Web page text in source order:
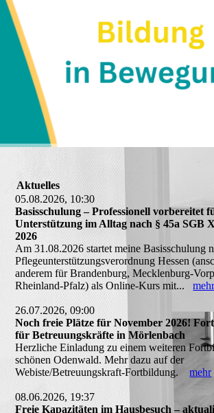
Aktuelles
05.08.2026, 10:30
Basisschulung – Professionell vorbereitet
Unterstützung im Alltag nach § 45a SGB
2026
Am 31.08.2026 startet meine Basisschulung
Pflegeunterstützungsverordnung Hessen
anderem für Brandenburg, Mecklenburg-
Rheinland-Pfalz) als Online-Kurs mit...
26.07.2026, 09:00
Noch freie Plätze für November 2026!
für Betreuungskräfte in Mörlenbach
Herzliche Einladung zu einem weiteren
schönen Odenwald. Mehr dazu auf der
Webiste/Betreuungskraft-Fortbildung.mehr
08.06.2026, 19:37
Freie Kapazitäten im Hausbesuch –